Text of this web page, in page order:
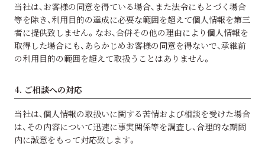
当社は、お客様の同意を得ている場合、また法令にもとづく場合
等を除き、利用目的の達成に必要な範囲を超えて個人情報を第三
者に提供致しません。なお、合併その他の理由により個人情報を
取得した場合にも、あらかじめお客様の同意を得ないで、承継前
の利用目的の範囲を超えて取扱うことはありません。
4. ご相談への対応
当社は、個人情報の取扱いに関する苦情および相談を受けた場合
は、その内容について迅速に事実関係等を調査し、合理的な期間
内に誠意をもって対応致します。